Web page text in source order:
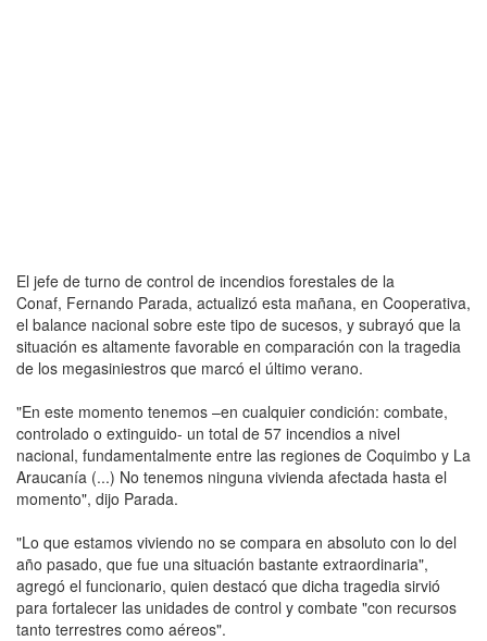
El jefe de turno de control de incendios forestales de la
Conaf, Fernando Parada, actualizó esta mañana, en Cooperativa,
el balance nacional sobre este tipo de sucesos, y subrayó que la
situación es altamente favorable en comparación con la tragedia
de los megasiniestros que marcó el último verano.
"En este momento tenemos –en cualquier condición: combate,
controlado o extinguido- un total de 57 incendios a nivel
nacional, fundamentalmente entre las regiones de Coquimbo y La
Araucanía (...) No tenemos ninguna vivienda afectada hasta el
momento", dijo Parada.
"Lo que estamos viviendo no se compara en absoluto con lo del
año pasado, que fue una situación bastante extraordinaria",
agregó el funcionario, quien destacó que dicha tragedia sirvió
para fortalecer las unidades de control y combate "con recursos
tanto terrestres como aéreos".